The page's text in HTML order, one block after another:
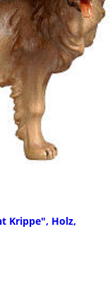
Krippe", Holz,